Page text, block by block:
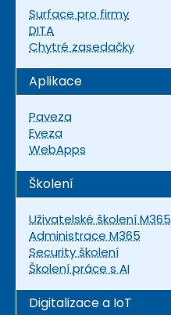
Surface pro firmy
DITA
Chytré zasedačky
Aplikace
Paveza
Eveza
WebApps
Školení
Uživatelské školení M365
Administrace M365
Security školení
Školení práce s AI
Digitalizace a IoT